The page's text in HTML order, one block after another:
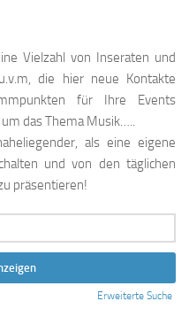
Vielzahl von Inseraten und
die hier neue Kontakte
für Ihre Events
das Thema Musik…..
als eine eigene
und von den täglichen
präsentieren!
Erweiterte Suche